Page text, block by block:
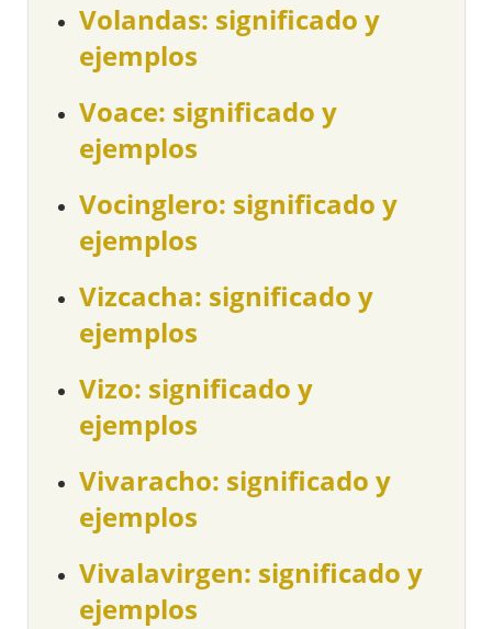
Volandas: significado y
ejemplos
Voace: significado y
ejemplos
Vocinglero: significado y
ejemplos
Vizcacha: significado y
ejemplos
Vizo: significado y
ejemplos
Vivaracho: significado y
ejemplos
Vivalavirgen: significado y
ejemplos